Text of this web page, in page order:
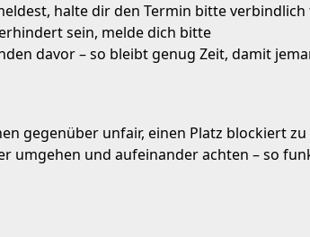
halte dir den Termin bitte verbindlich
sein, melde dich bitte
davor – so bleibt genug Zeit, damit
gegenüber unfair, einen Platz blockiert zu
umgehen und aufeinander achten – so